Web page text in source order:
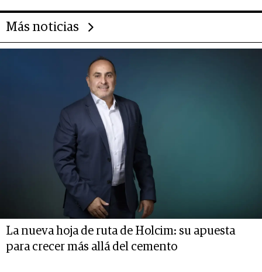
Más noticias
La nueva hoja de ruta de Holcim: su apuesta
para crecer más allá del cemento